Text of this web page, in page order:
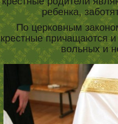
ребенка,
По церковным
крестные причащаются
вольных и